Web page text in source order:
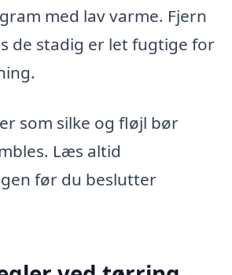
med lav varme. Fjern
de stadig er let fugtige for
som silke og fløjl bør
Læs altid
før du beslutter